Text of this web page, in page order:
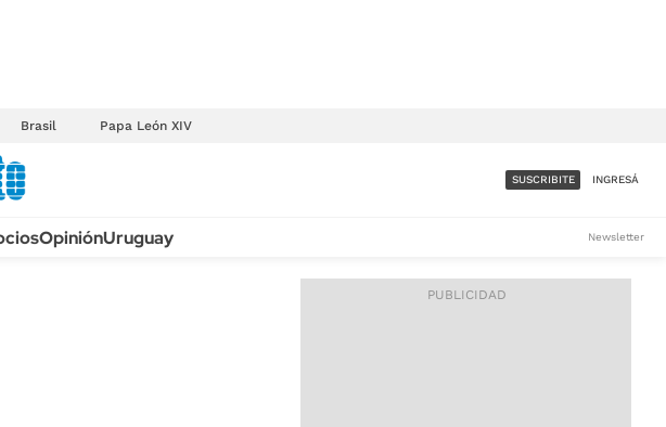
Brasil Papa León XIV
ACCESO FULL - $1.800/MES
SUSCRIBITE INGRESÁ
OpiniónUruguay Newsletter